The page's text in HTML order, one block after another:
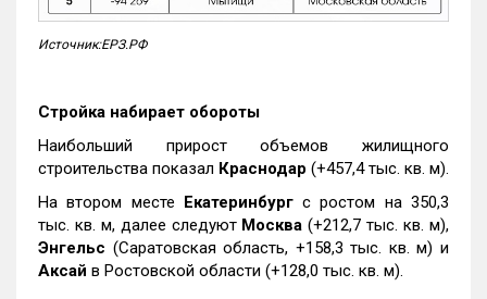
Источник:ЕРЗ.РФ
Стройка набирает обороты
Наибольший прирост объемов жилищного
строительства показал Краснодар (+457,4 тыс. кв. м).
На втором месте Екатеринбургс ростом на 350,3
тыс. кв. м, далее следуют Москва (+212,7 тыс. кв. м),
Энгельс (Саратовская область, +158,3 тыс. кв. м) и
Аксай в Ростовской области (+128,0 тыс. кв. м).